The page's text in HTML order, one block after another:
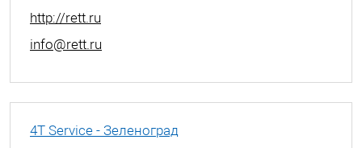
http://rett.ru
info@rett.ru
4T Service - Зеленоград